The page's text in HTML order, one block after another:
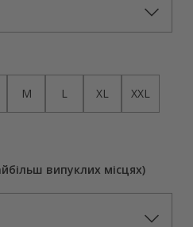
M L XL XXL
випуклих місцях)